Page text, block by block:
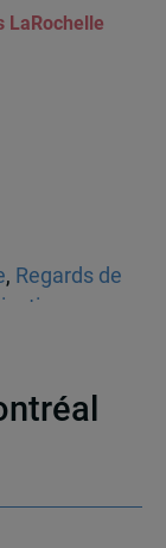
LaRochelle
, Regards de